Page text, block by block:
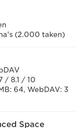
(2.000 taken)
/ 8.1 / 10
64, WebDAV: 3
Space